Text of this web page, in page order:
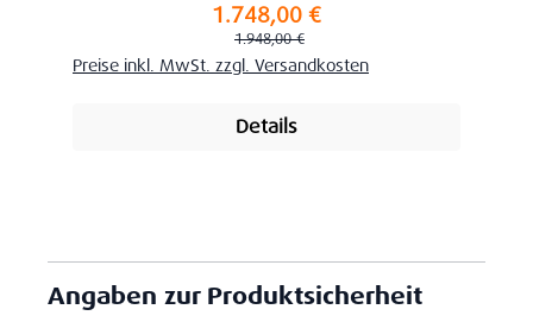
Verkaufspreis:1.748,00 €
Regulärer Preis:
1.948,00 €
Preise inkl. MwSt. zzgl. Versandkosten
Details
Angaben zur Produktsicherheit